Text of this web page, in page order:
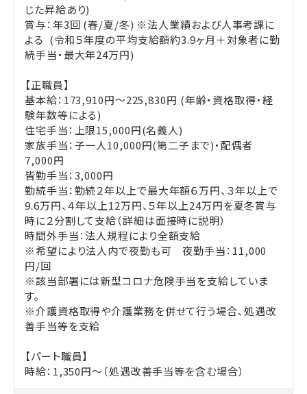
じた昇給あり)
賞与：年3回 (春/夏/冬) ※法人業績および人事考課に
よる (令和５年度の平均支給額約3.9ヶ月＋対象者に勤
続手当・最大年24万円)
【正職員】
基本給：173,910円～225,830円 (年齢・資格取得・経
験年数等による)
住宅手当：上限15,000円(名義人)
家族手当：子一人10,000円(第二子まで)・配偶者
7,000円
皆勤手当：3,000円
勤続手当：勤続２年以上で最大年額６万円、３年以上で
9.6万円、４年以上12万円、５年以上24万円を夏冬賞与
時に２分割して支給（詳細は面接時に説明）
時間外手当：法人規程により全額支給
※希望により法人内で夜勤も可 夜勤手当：11,000
円/回
※該当部署には新型コロナ危険手当を支給していま
す。
※介護資格取得や介護業務を併せて行う場合、処遇改
善手当等を支給
【パート職員】
時給：1,350円～（処遇改善手当等を含む場合）